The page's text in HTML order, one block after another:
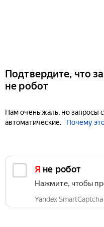
Подтвердите, что
не робот
Нам очень жаль, но запросы
автоматические.
Почему
Я не робот
Нажмите, чтобы
Yandex SmartCaptcha